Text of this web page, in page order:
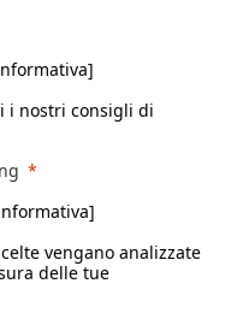
i nostri consigli di
vengano analizzate
delle tue